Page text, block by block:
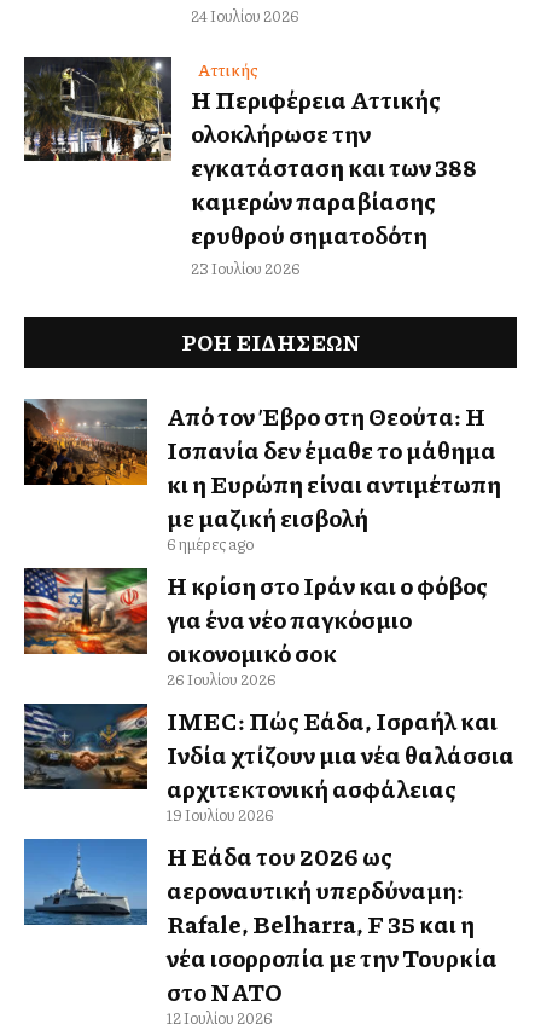
24 Ιουλίου 2026
Αττικής
Η Περιφέρεια Αττικής
ολοκλήρωσε την
εγκατάσταση και των 388
καμερών παραβίασης
ερυθρού σηματοδότη
23 Ιουλίου 2026
ΡΟΗ ΕΙΔΉΣΕΩΝ
Από τον Έβρο στη Θεούτα: Η
Ισπανία δεν έμαθε το μάθημα
κι η Ευρώπη είναι αντιμέτωπη
με μαζική εισβολή
6 ημέρες ago
Η κρίση στο Ιράν και ο φόβος
για ένα νέο παγκόσμιο
οικονομικό σοκ
26 Ιουλίου 2026
IMEC: Πώς Ελλάδα, Ισραήλ και
Ινδία χτίζουν μια νέα θαλάσσια
αρχιτεκτονική ασφάλειας
19 Ιουλίου 2026
Η Ελλάδα του 2026 ως
αεροναυτική υπερδύναμη:
Rafale, Belharra, F 35 και η
νέα ισορροπία με την Τουρκία
στο ΝΑΤΟ
12 Ιουλίου 2026